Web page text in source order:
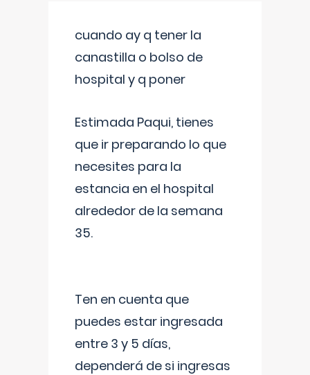
cuando ay q tener la
canastilla o bolso de
hospital y q poner
Estimada Paqui, tienes
que ir preparando lo que
necesites para la
estancia en el hospital
alrededor de la semana
35.
Ten en cuenta que
puedes estar ingresada
entre 3 y 5 días,
dependerá de si ingresas